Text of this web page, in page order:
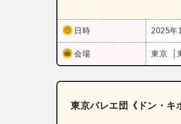
日時 2025年
会場 東京
東京バレエ団《ドン・キ